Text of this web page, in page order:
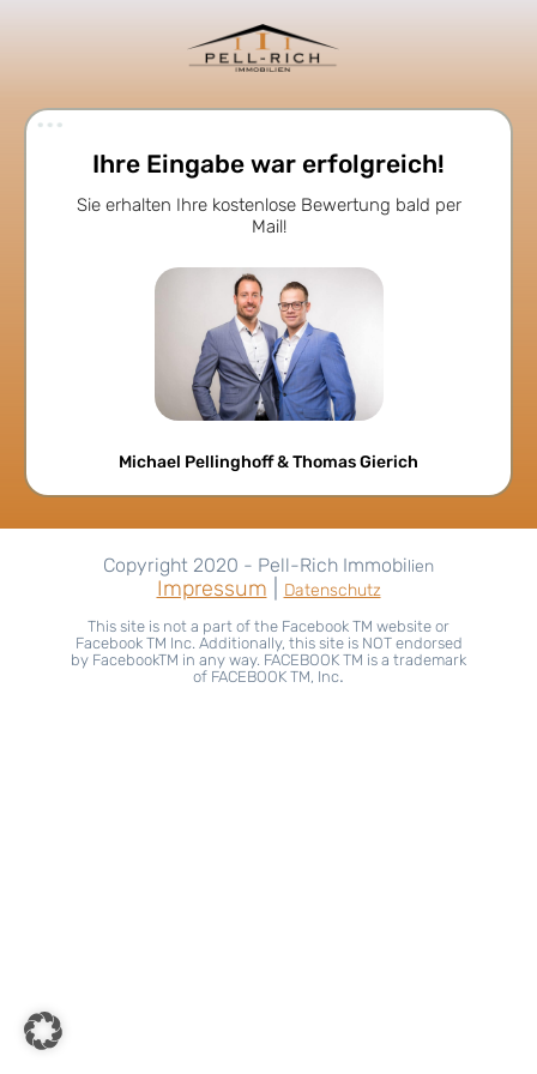
Ihre Eingabe war erfolgreich!
Sie erhalten Ihre kostenlose Bewertung bald per
Mail!
Michael Pellinghoff & Thomas Gierich
Copyright 2020 - Pell-Rich Immobilien
Impressum Datenschutz
This site is not a part of the Facebook TM website or
Facebook TM Inc. Additionally, this site is NOT endorsed
by FacebookTM in any way. FACEBOOK TM is a trademark
of FACEBOOK TM, Inc.